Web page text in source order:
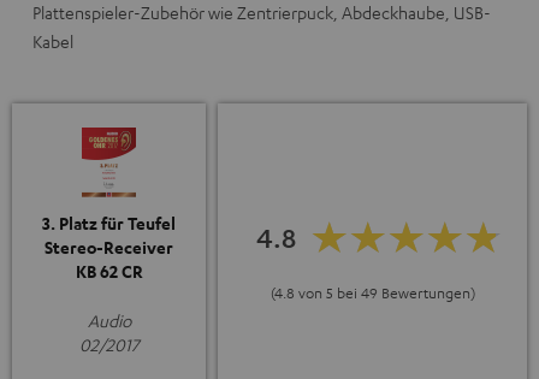
Plattenspieler-Zubehör wie Zentrierpuck, Abdeckhaube, USB-
Kabel
3. Platz für Teufel
Stereo-Receiver
KB 62 CR
Audio
02/2017
4.8
(4.8 von 5 bei 49 Bewertungen)